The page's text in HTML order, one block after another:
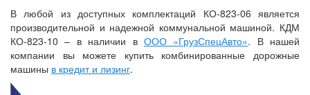
В любой из доступных комплектаций КО-823-06 является
производительной и надежной коммунальной машиной. КДМ
КО-823-10 – в наличии в ООО «ГрузСпецАвто». В нашей
компании вы можете купить комбинированные дорожные
машины в кредит и лизинг.